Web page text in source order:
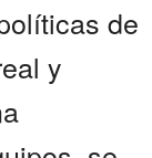
de
y